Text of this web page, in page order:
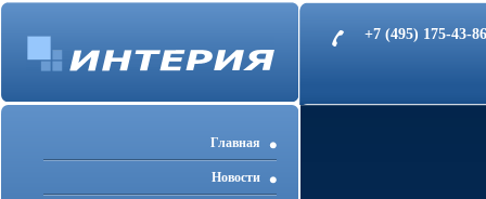
+7 (495) 175-43-
Главная
Новости